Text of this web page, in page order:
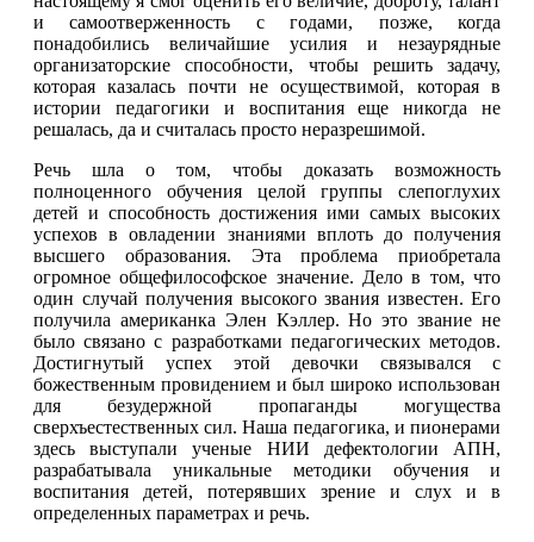
и самоотверженность с годами, позже, когда
понадобились величайшие усилия и незаурядные
организаторские способности, чтобы решить задачу,
которая казалась почти не осуществимой, которая в
истории педагогики и воспитания еще никогда не
решалась, да и считалась просто неразрешимой.
Речь шла о том, чтобы доказать возможность
полноценного обучения целой группы слепоглухих
детей и способность достижения ими самых высоких
успехов в овладении знаниями вплоть до получения
высшего образования. Эта проблема приобретала
огромное общефилософское значение. Дело в том, что
один случай получения высокого звания известен. Его
получила американка Элен Кэллер. Но это звание не
было связано с разработками педагогических методов.
Достигнутый успех этой девочки связывался с
божественным провидением и был широко использован
для безудержной пропаганды могущества
сверхъестественных сил. Наша педагогика, и пионерами
здесь выступали ученые НИИ дефектологии АПН,
разрабатывала уникальные методики обучения и
воспитания детей, потерявших зрение и слух и в
определенных параметрах и речь.